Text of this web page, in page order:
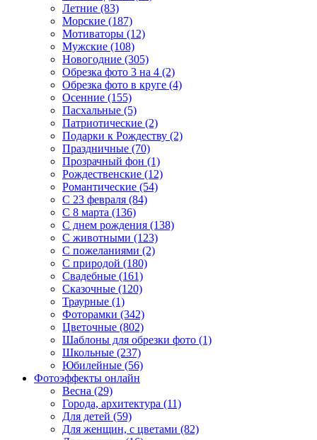
Летние (83)
Морские (187)
Мотиваторы (12)
Мужские (108)
Новогодние (305)
Обрезка фото 3 на 4 (2)
Обрезка фото в круге (4)
Осенние (155)
Пасхальные (5)
Патриотические (2)
Подарки к Рождеству (2)
Праздничные (70)
Прозрачный фон (1)
Рождественские (12)
Романтические (54)
С 23 февраля (84)
С 8 марта (136)
С днем рождения (138)
С животными (123)
С пожеланиями (2)
С природой (180)
Свадебные (161)
Сказочные (120)
Траурные (1)
Фоторамки (342)
Цветочные (802)
Шаблоны для обрезки фото (1)
Школьные (237)
Юбилейные (56)
Фотоэффекты онлайн
Весна (29)
Города, архитектура (11)
Для детей (59)
Для женщин, с цветами (82)